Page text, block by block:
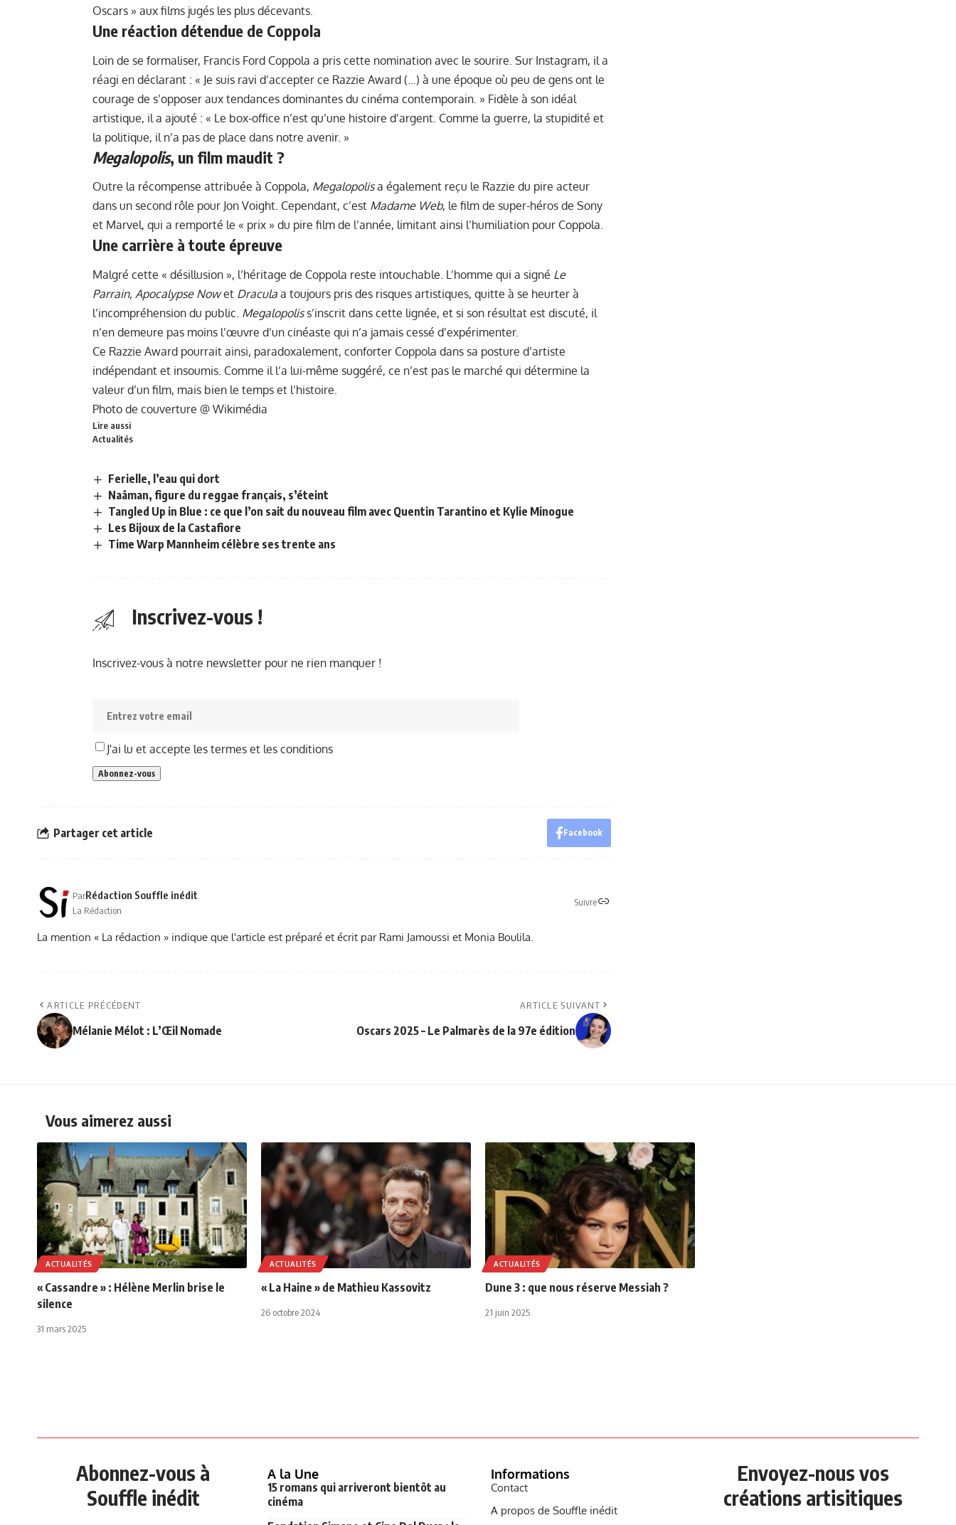
Oscars » aux films jugés les plus décevants.
Une réaction détendue de Coppola
Loin de se formaliser, Francis Ford Coppola a pris cette nomination avec le sourire. Sur Instagram, il a
réagi en déclarant : « Je suis ravi d’accepter ce Razzie Award (…) à une époque où peu de gens ont le
courage de s’opposer aux tendances dominantes du cinéma contemporain. » Fidèle à son idéal
artistique, il a ajouté : « Le box-office n’est qu’une histoire d’argent. Comme la guerre, la stupidité et
la politique, il n’a pas de place dans notre avenir. »
Megalopolis, un film maudit ?
Outre la récompense attribuée à Coppola, Megalopolisa également reçu le Razzie du pire acteur
dans un second rôle pour Jon Voight. Cependant, c’est Madame Web, le film de super-héros de Sony
et Marvel, qui a remporté le « prix » du pire film de l’année, limitant ainsi l’humiliation pour Coppola.
Une carrière à toute épreuve
Malgré cette « désillusion », l’héritage de Coppola reste intouchable. L’homme qui a signé Le
Parrain, Apocalypse Nowet Dracula a toujours pris des risques artistiques, quitte à se heurter à
l’incompréhension du public. Megalopoliss’inscrit dans cette lignée, et si son résultat est discuté, il
n’en demeure pas moins l’œuvre d’un cinéaste qui n’a jamais cessé d’expérimenter.
Ce Razzie Award pourrait ainsi, paradoxalement, conforter Coppola dans sa posture d’artiste
indépendant et insoumis. Comme il l’a lui-même suggéré, ce n’est pas le marché qui détermine la
valeur d’un film, mais bien le temps et l’histoire.
Photo de couverture @ Wikimédia
Lire aussi
Actualités
Ferielle, l’eau qui dort
Naâman, figure du reggae français, s’éteint
Tangled Up in Blue : ce que l’on sait du nouveau film avec Quentin Tarantino et Kylie Minogue
Les Bijoux de la Castafiore
Time Warp Mannheim célèbre ses trente ans
Inscrivez-vous !
Inscrivez-vous à notre newsletter pour ne rien manquer !
J'ai lu et accepte les termes et les conditions
Partager cet article Facebook
ParRédaction Souffle inédit
La Rédaction
Suivre
La mention « La rédaction » indique que l'article est préparé et écrit par Rami Jamoussi et Monia Boulila.
ARTICLE PRÉCÉDENT
Mélanie Mélot : L’Œil Nomade
ARTICLE SUIVANT
Oscars 2025 – Le Palmarès de la 97e édition
Vous aimerez aussi
ACTUALITÉS
« Cassandre » : Hélène Merlin brise le
silence
31 mars 2025
ACTUALITÉS
« La Haine » de Mathieu Kassovitz
26 octobre 2024
ACTUALITÉS
Dune 3 : que nous réserve Messiah ?
21 juin 2025
Abonnez-vous à
Souffle inédit
A la Une
15 romans qui arriveront bientôt au
cinéma
Informations
Contact
A propos de Souffle inédit
Envoyez-nous vos
créations artisitiques